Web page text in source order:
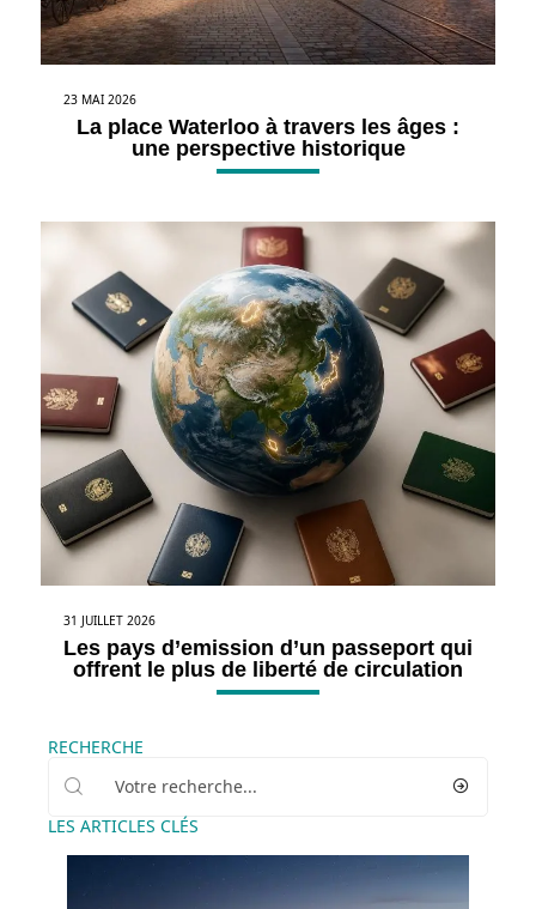
23 MAI 2026
La place Waterloo à travers les âges :
une perspective historique
31 JUILLET 2026
Les pays d’emission d’un passeport qui
offrent le plus de liberté de circulation
RECHERCHE
LES ARTICLES CLÉS